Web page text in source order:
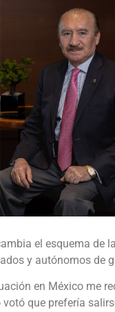
el esquema de
y autónomos de
en México me
votó que prefería